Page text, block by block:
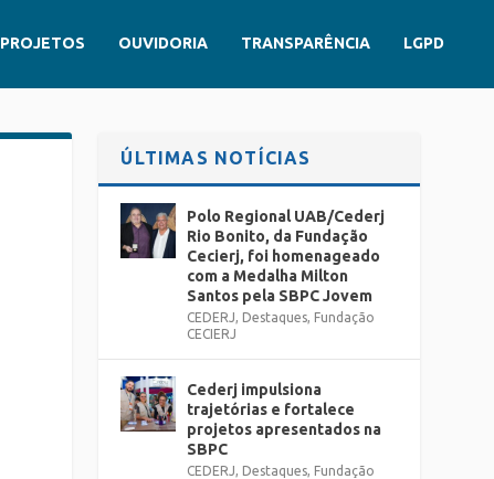
PROJETOS OUVIDORIA TRANSPARÊNCIA LGPD
ÚLTIMAS NOTÍCIAS
Polo Regional UAB/Cederj
Rio Bonito, da Fundação
Cecierj, foi homenageado
com a Medalha Milton
Santos pela SBPC Jovem
CEDERJ, Destaques, Fundação
CECIERJ
Cederj impulsiona
trajetórias e fortalece
projetos apresentados na
SBPC
CEDERJ, Destaques, Fundação